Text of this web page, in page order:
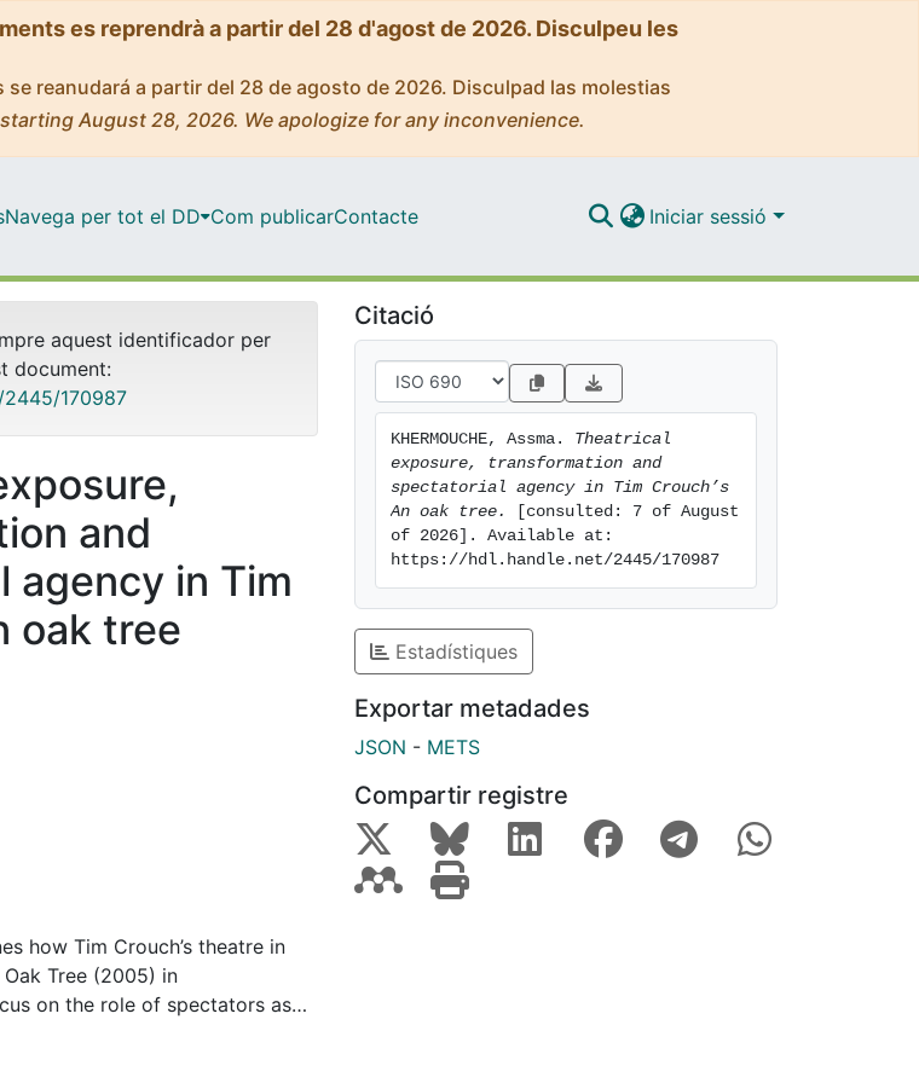
es reprendrà a partir del 28 d'agost de 2026. Disculpeu les
reanudará a partir del 28 de agosto de 2026. Disculpad las molestias
August 28, 2026. We apologize for any inconvenience.
Navega per tot el DD Com publicarContacte Iniciar sessió
aquest identificador per
document:
170987
and
agency in Tim
oak tree
how Tim Crouch’s theatre in
Tree (2005) in
on the role of spectators as
stimulating
Citació
KHERMOUCHE, Assma. Theatrical
exposure, transformation and
spectatorial agency in Tim Crouch’s
An oak tree.
[consulted: 7 of August
of 2026]. Available at:
https://hdl.handle.net/2445/170987
Estadístiques
Exportar metadades
JSON - METS
Compartir registre